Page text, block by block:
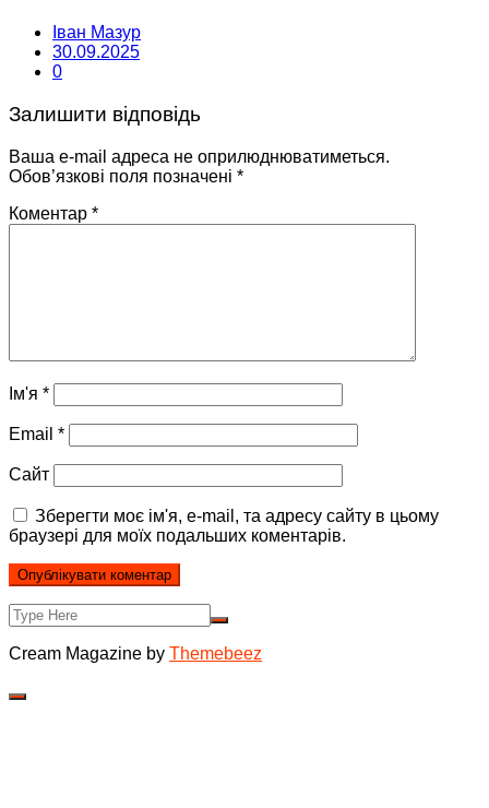
Іван Мазур
30.09.2025
0
Залишити відповідь
Ваша e-mail адреса не оприлюднюватиметься.
Обов’язкові поля позначені *
Коментар *
Ім'я *
Email *
Сайт
Зберегти моє ім'я, e-mail, та адресу сайту в цьому
браузері для моїх подальших коментарів.
Cream Magazine by Themebeez